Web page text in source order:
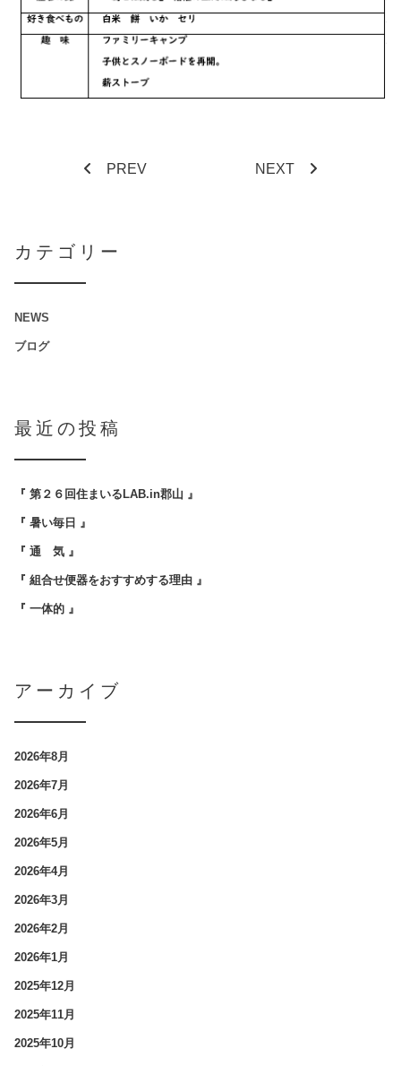
PREV NEXT
カテゴリー
NEWS
ブログ
最近の投稿
『 第２６回住まいるLAB.in郡山 』
『 暑い毎日 』
『 通 気 』
『 組合せ便器をおすすめする理由 』
『 一体的 』
アーカイブ
2026年8月
2026年7月
2026年6月
2026年5月
2026年4月
2026年3月
2026年2月
2026年1月
2025年12月
2025年11月
2025年10月